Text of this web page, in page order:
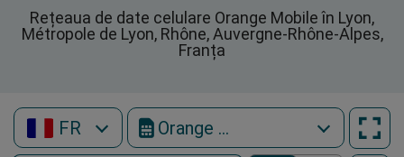
Rețeaua de date celulare Orange Mobile în Lyon,
Métropole de Lyon, Rhône, Auvergne-Rhône-Alpes,
Franța
FR Orange Mobile